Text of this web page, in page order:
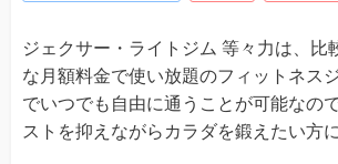
ジェクサー・ライトジム 等々力は、比
な月額料金で使い放題のフィットネス
でいつでも自由に通うことが可能なの
ストを抑えながらカラダを鍛えたい方